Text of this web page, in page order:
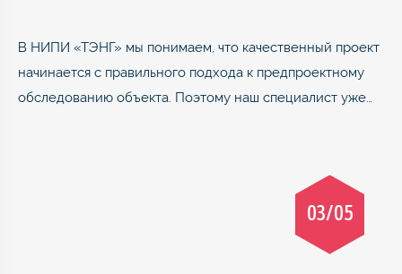
В НИПИ «ТЭНГ» мы понимаем, что качественный проект
начинается с правильного подхода к предпроектному
обследованию объекта. Поэтому наш специалист уже…
03/05